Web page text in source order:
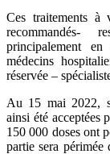
Ces traitements à
recommandés-
principalement
médecins
réservée –
Au 15 mai 2022,
ainsi été acceptées
150 000 doses ont
partie sera périmée